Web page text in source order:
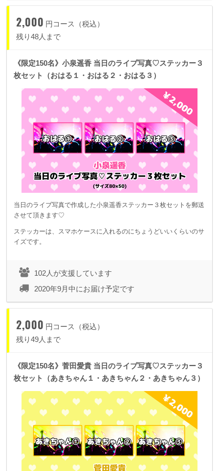
2,000 円コース（税込）
残り48人まで
《限定150名》小泉遥香 当日のライブ写真♡ステッカー３
枚セット（おはる１・おはる２・おはる３）
当日のライブ写真で作成した小泉遥香ステッカー３枚セットを郵送
させて頂きます♡
ステッカーは、スマホケースに入れるのにちょうどいいくらいのサ
イズです。
102人が支援しています
2020年9月中にお届け予定です
2,000 円コース（税込）
残り49人まで
《限定150名》菅田愛貴 当日のライブ写真♡ステッカー３
枚セット（あきちゃん１・あきちゃん２・あきちゃん３）